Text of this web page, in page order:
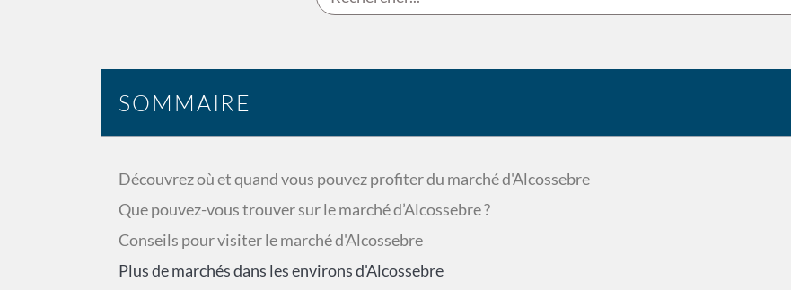
SOMMAIRE
Découvrez où et quand vous pouvez profiter du marché d'Alcossebre
Que pouvez-vous trouver sur le marché d’Alcossebre ?
Conseils pour visiter le marché d'Alcossebre
Plus de marchés dans les environs d'Alcossebre